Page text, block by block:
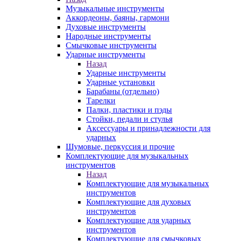
Музыкальные инструменты
Аккордеоны, баяны, гармони
Духовые инструменты
Народные инструменты
Смычковые инструменты
Ударные инструменты
Назад
Ударные инструменты
Ударные установки
Барабаны (отдельно)
Тарелки
Палки, пластики и пэды
Стойки, педали и стулья
Аксессуары и принадлежности для
ударных
Шумовые, перкуссия и прочие
Комплектующие для музыкальных
инструментов
Назад
Комплектующие для музыкальных
инструментов
Комплектующие для духовых
инструментов
Комплектующие для ударных
инструментов
Комплектующие для смычковых